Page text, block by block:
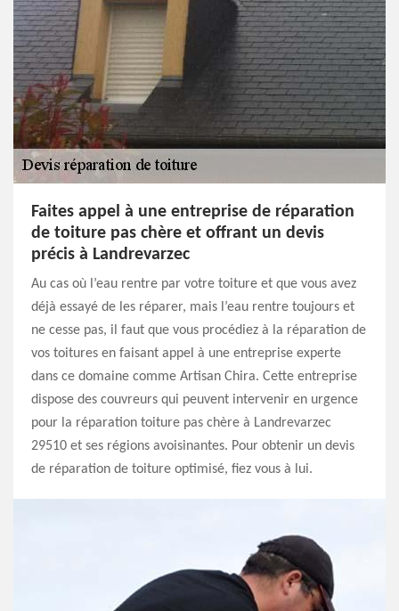
Faites appel à une entreprise de réparation
de toiture pas chère et offrant un devis
précis à Landrevarzec
Au cas où l’eau rentre par votre toiture et que vous avez
déjà essayé de les réparer, mais l’eau rentre toujours et
ne cesse pas, il faut que vous procédiez à la réparation de
vos toitures en faisant appel à une entreprise experte
dans ce domaine comme Artisan Chira. Cette entreprise
dispose des couvreurs qui peuvent intervenir en urgence
pour la réparation toiture pas chère à Landrevarzec
29510 et ses régions avoisinantes. Pour obtenir un devis
de réparation de toiture optimisé, fiez vous à lui.